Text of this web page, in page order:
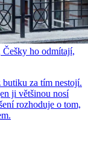
Češky ho odmítají,
butiku za tím nestojí.
ji většinou nosí
rozhoduje o tom,